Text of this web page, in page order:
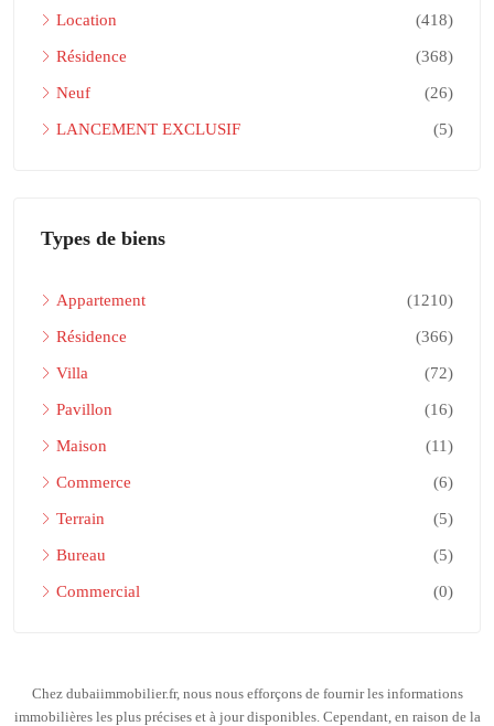
Location (418)
Résidence (368)
Neuf (26)
LANCEMENT EXCLUSIF (5)
Types de biens
Appartement (1210)
Résidence (366)
Villa (72)
Pavillon (16)
Maison (11)
Commerce (6)
Terrain (5)
Bureau (5)
Commercial (0)
Chez dubaiimmobilier.fr, nous nous efforçons de fournir les informations
immobilières les plus précises et à jour disponibles. Cependant, en raison de la